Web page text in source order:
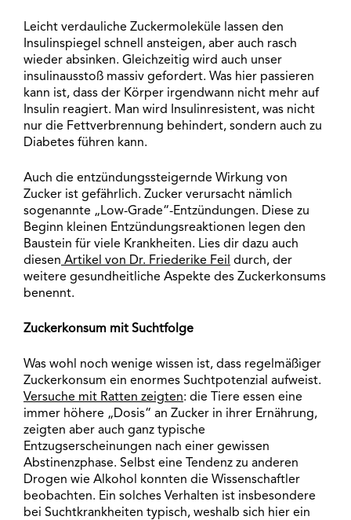
Leicht verdauliche Zuckermoleküle lassen den
Insulinspiegel schnell ansteigen, aber auch rasch
wieder absinken. Gleichzeitig wird auch unser
insulinausstoß massiv gefordert. Was hier passieren
kann ist, dass der Körper irgendwann nicht mehr auf
Insulin reagiert. Man wird Insulinresistent, was nicht
nur die Fettverbrennung behindert, sondern auch zu
Diabetes führen kann.
Auch die entzündungssteigernde Wirkung von
Zucker ist gefährlich. Zucker verursacht nämlich
sogenannte „Low-Grade“-Entzündungen. Diese zu
Beginn kleinen Entzündungsreaktionen legen den
Baustein für viele Krankheiten. Lies dir dazu auch
diesen Artikel von Dr. Friederike Feil durch, der
weitere gesundheitliche Aspekte des Zuckerkonsums
benennt.
Zuckerkonsum mit Suchtfolge
Was wohl noch wenige wissen ist, dass regelmäßiger
Zuckerkonsum ein enormes Suchtpotenzial aufweist.
Versuche mit Ratten zeigten: die Tiere essen eine
immer höhere „Dosis“ an Zucker in ihrer Ernährung,
zeigten aber auch ganz typische
Entzugserscheinungen nach einer gewissen
Abstinenzphase. Selbst eine Tendenz zu anderen
Drogen wie Alkohol konnten die Wissenschaftler
beobachten. Ein solches Verhalten ist insbesondere
bei Suchtkrankheiten typisch, weshalb sich hier ein